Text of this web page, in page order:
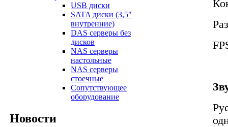
USB диски
SATA диски (3,5"
внутренние)
DAS серверы без
дисков
NAS серверы
настольные
NAS серверы
стоечные
Сопутствующее
оборудование
Новости